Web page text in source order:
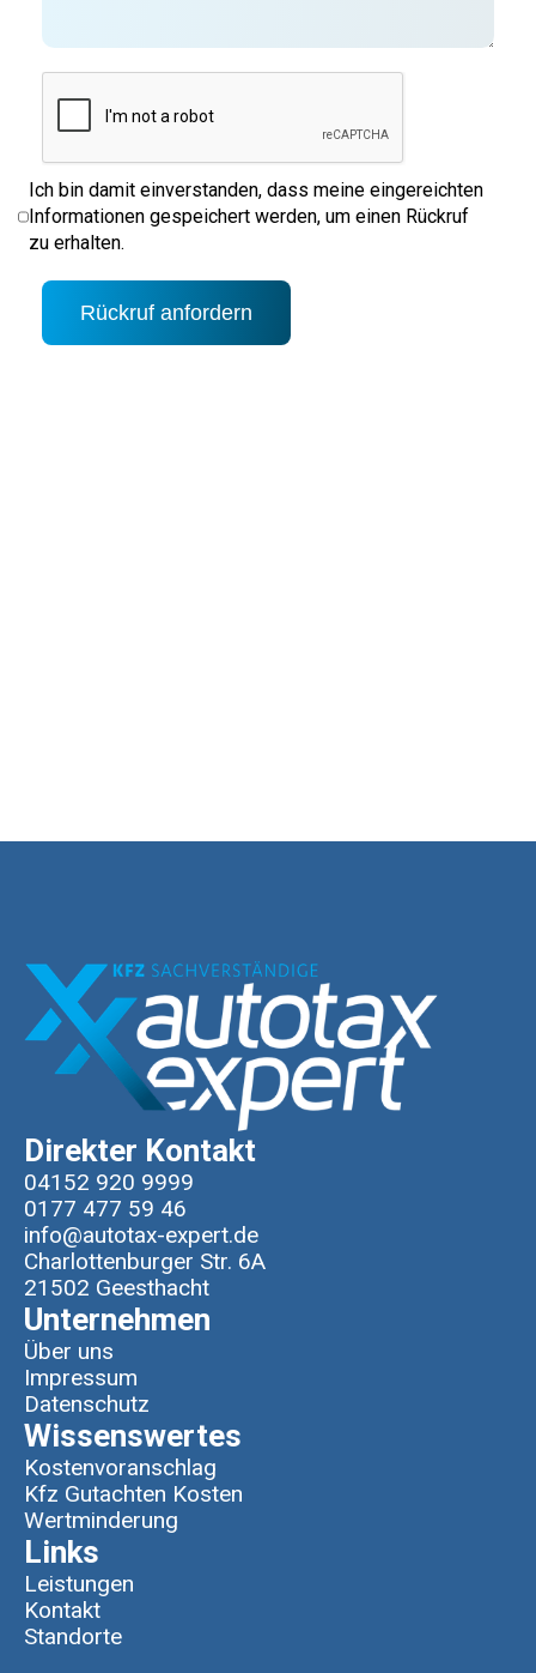
Ich bin damit einverstanden, dass meine eingereichten
Informationen gespeichert werden, um einen Rückruf
zu erhalten.
Direkter Kontakt
04152 920 9999
0177 477 59 46
info@autotax-expert.de
Charlottenburger Str. 6A
21502 Geesthacht
Unternehmen
Über uns
Impressum
Datenschutz
Wissenswertes
Kostenvoranschlag
Kfz Gutachten Kosten
Wertminderung
Links
Leistungen
Kontakt
Standorte